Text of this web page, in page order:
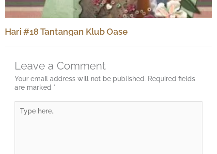
Hari #18 Tantangan Klub Oase
Leave a Comment
Your email address will not be published. Required fields
are marked *
here..